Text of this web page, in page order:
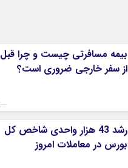
بیمه مسافرتی چیست و چرا قبل
از سفر خارجی ضروری است؟
رشد 43 هزار واحدی شاخص کل
بورس در معاملات امروز